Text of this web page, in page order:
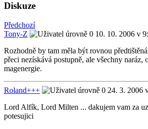
Diskuze
Předchozí
Tony-Z
10. 10. 2006 v
Rozhodně by tam měla být rovnou
přeci nezískává postupně, ale všechny naráz,
magenergie.
Roland+++
24. 3. 2006
Lord Alfík, Lord Milten ... dakujem vam za
potesujici